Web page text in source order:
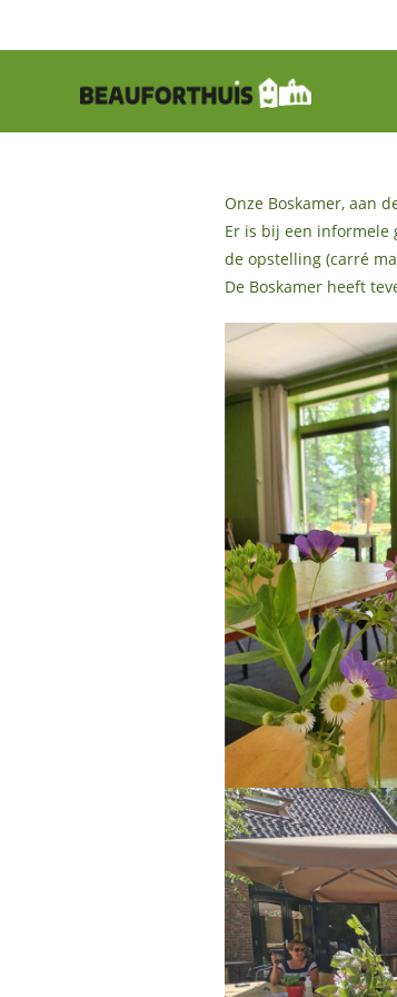
Onze Boskamer, aan
Er is bij een informele
de opstelling (carré
De Boskamer heeft